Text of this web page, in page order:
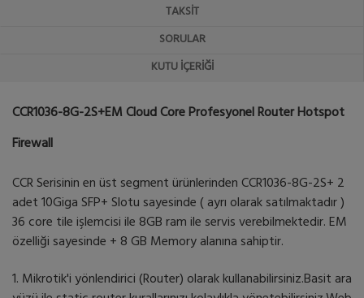
TAKSIT
SORULAR
KUTU İÇERIĞI
CCR1036-8G-2S+EM Cloud Core Profesyonel Router Hotspot
Firewall
CCR Serisinin en üst segment ürünlerinden CCR1036-8G-2S+ 2
adet 10Giga SFP+ Slotu sayesinde ( ayrı olarak satılmaktadır )
36 core tile işlemcisi ile 8GB ram ile servis verebilmektedir. EM
özelliği sayesinde + 8 GB Memory alanına sahiptir.
1. Mikrotik'i yönlendirici (Router) olarak kullanabilirsiniz.Basit ara